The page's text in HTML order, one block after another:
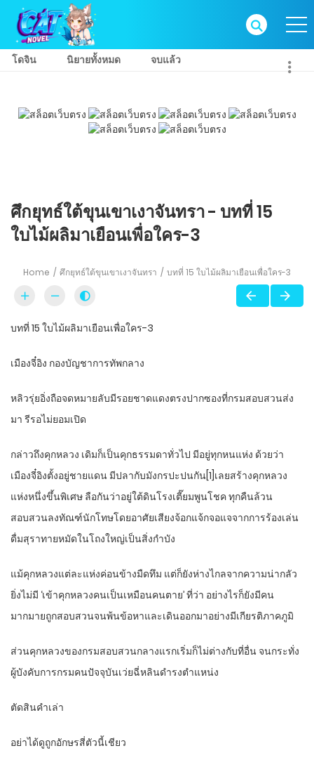
โดจิน นิยายทั้งหมด จบแล้ว
ศึกยุทธ์ใต้ขุนเขาเงาจันทรา - บทที่ 15
ใบไม้ผลิมาเยือนเพื่อใคร-3
Home ศึกยุทธ์ใต้ขุนเขาเงาจันทรา บทที่ 15 ใบไม้ผลิมาเยือนเพื่อใคร-3
บทที่ 15 ใบไม้ผลิมาเยือนเพื่อใคร-3
เมืองจี๋อิง กองบัญชาการทัพกลาง
หลิวรุ่ยอิ่งถือจดหมายลับมีรอยชาดแดงตรงปากซองที่กรมสอบสวนส่ง
มา รีรอไม่ยอมเปิด
กล่าวถึงคุกหลวง เดิมก็เป็นคุกธรรมดาทั่วไป มีอยู่ทุกหนแห่ง ด้วยว่า
เมืองจี๋อิงตั้งอยู่ชายแดน มีปลากับมังกรปะปนกัน[1]เลยสร้างคุกหลวง
แห่งหนึ่งขึ้นพิเศษ ลือกันว่าอยู่ใต้ดินโรงเตี๊ยมพูนโชค ทุกคืนล้วน
สอบสวนลงทัณฑ์นักโทษโดยอาศัยเสียงจ้อกแจ้กจอแจจากการร้องเล่น
ดื่มสุราทายหมัดในโถงใหญ่เป็นสิ่งกำบัง
แม้คุกหลวงแต่ละแห่งค่อนข้างมืดทึม แต่ก็ยังห่างไกลจากความน่ากลัว
ยิ่งไม่มี ‘เข้าคุกหลวงคนเป็นเหมือนคนตาย’ ที่ว่า อย่างไรก็ยังมีคน
มากมายถูกสอบสวนจนพ้นข้อหาและเดินออกมาอย่างมีเกียรติภาคภูมิ
ส่วนคุกหลวงของกรมสอบสวนกลางแรกเริ่มก็ไม่ต่างกับที่อื่น จนกระทั่ง
ผู้บังคับการกรมคนปัจจุบันเว่ยฉี่หลินดำรงตำแหน่ง
ตัดสินคำเล่า
อย่าได้ดูถูกอักษรสี่ตัวนี้เชียว